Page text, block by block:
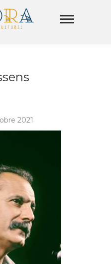
Agora
2021